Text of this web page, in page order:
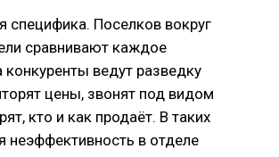
специфика. Поселков вокруг
сравнивают каждое
ведут разведку
цены, звонят под видом
кто и как продаёт. В таких
неэффективность в отделе